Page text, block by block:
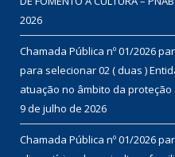
ÚLTIMAS PUBLICAÇÕES
EDITAL DE CHAMAMENTO
SELEÇÃO DE PROJETOS PARA
CULTURAL COM RECURSOS DA
DE FOMENTO À CULTURA –